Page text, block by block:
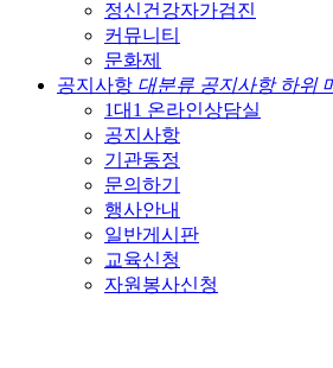
정신건강자가검진
커뮤니티
문화제
공지사항 대분류 공지사항 하위
1대1 온라인상담실
공지사항
기관동정
문의하기
행사안내
일반게시판
교육신청
자원봉사신청